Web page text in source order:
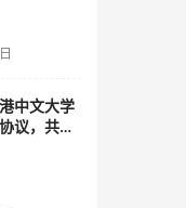
中文大学
议，共建